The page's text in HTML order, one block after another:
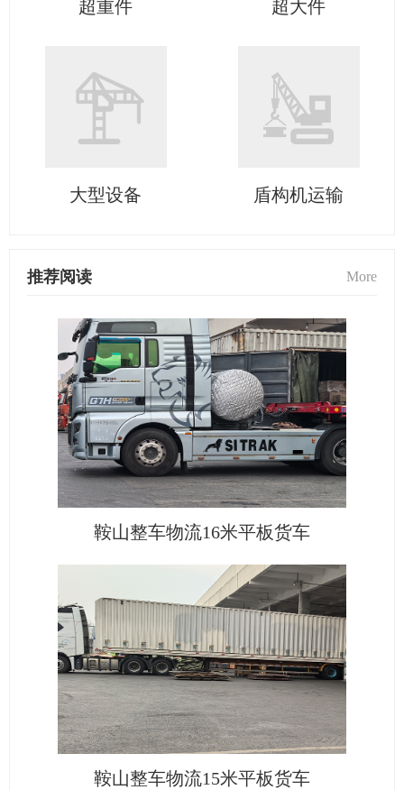
超重件 超大件
大型设备 盾构机运输
推荐阅读 More
鞍山整车物流16米平板货车
鞍山整车物流15米平板货车